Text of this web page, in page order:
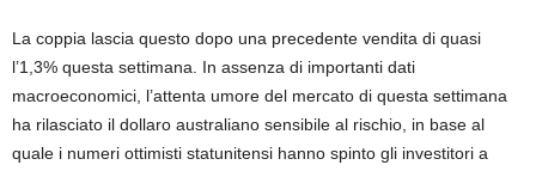
La coppia lascia questo dopo una precedente vendita di quasi
l’1,3% questa settimana. In assenza di importanti dati
macroeconomici, l’attenta umore del mercato di questa settimana
ha rilasciato il dollaro australiano sensibile al rischio, in base al
quale i numeri ottimisti statunitensi hanno spinto gli investitori a